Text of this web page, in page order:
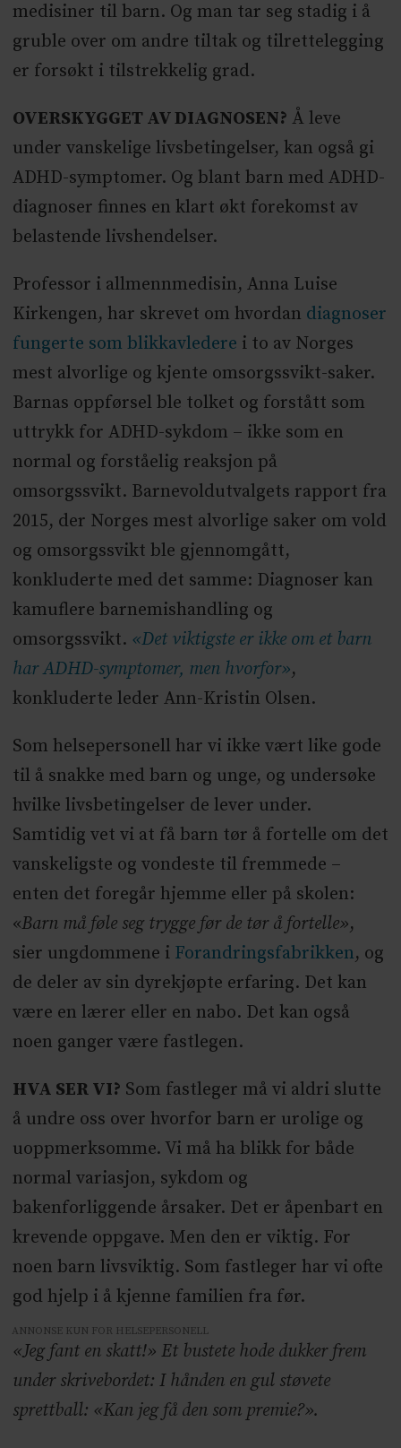
medisiner til barn. Og man tar seg stadig i å
gruble over om andre tiltak og tilrettelegging
er forsøkt i tilstrekkelig grad.
OVERSKYGGET AV DIAGNOSEN? Å leve
under vanskelige livsbetingelser, kan også gi
ADHD-symptomer. Og blant barn med ADHD-
diagnoser finnes en klart økt forekomst av
belastende livshendelser.
Professor i allmennmedisin, Anna Luise
Kirkengen, har skrevet om hvordan diagnoser
fungerte som blikkavledere i to av Norges
mest alvorlige og kjente omsorgssvikt-saker.
Barnas oppførsel ble tolket og forstått som
uttrykk for ADHD-sykdom – ikke som en
normal og forståelig reaksjon på
omsorgssvikt. Barnevoldutvalgets rapport fra
2015, der Norges mest alvorlige saker om vold
og omsorgssvikt ble gjennomgått,
konkluderte med det samme: Diagnoser kan
kamuflere barnemishandling og
omsorgssvikt. «Det viktigste er ikke om et barn
har ADHD-symptomer, men hvorfor»,
konkluderte leder Ann-Kristin Olsen.
Som helsepersonell har vi ikke vært like gode
til å snakke med barn og unge, og undersøke
hvilke livsbetingelser de lever under.
Samtidig vet vi at få barn tør å fortelle om det
vanskeligste og vondeste til fremmede –
enten det foregår hjemme eller på skolen:
«Barn må føle seg trygge før de tør å fortelle»,
sier ungdommene i Forandringsfabrikken, og
de deler av sin dyrekjøpte erfaring. Det kan
være en lærer eller en nabo. Det kan også
noen ganger være fastlegen.
HVA SER VI? Som fastleger må vi aldri slutte
å undre oss over hvorfor barn er urolige og
uoppmerksomme. Vi må ha blikk for både
normal variasjon, sykdom og
bakenforliggende årsaker. Det er åpenbart en
krevende oppgave. Men den er viktig. For
noen barn livsviktig. Som fastleger har vi ofte
god hjelp i å kjenne familien fra før.
ANNONSE KUN FOR HELSEPERSONELL
«Jeg fant en skatt!» Et bustete hode dukker frem
under skrivebordet: I hånden en gul støvete
sprettball: «Kan jeg få den som premie?».